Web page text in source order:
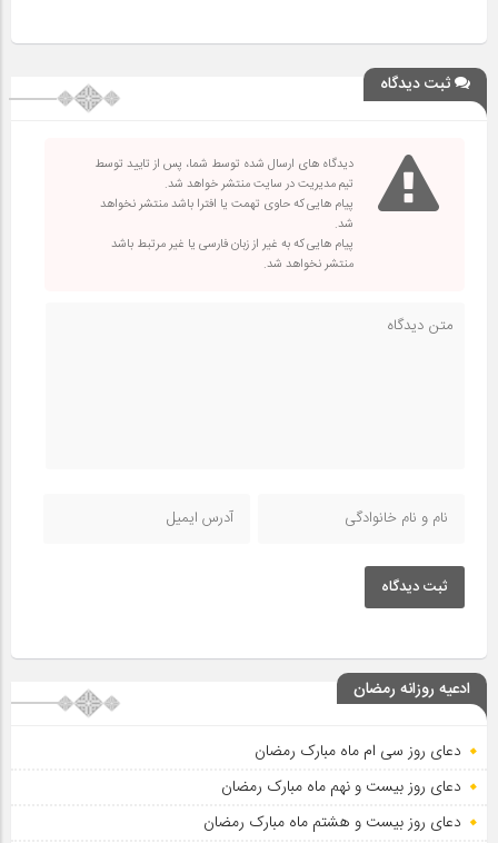
ثبت دیدگاه
دیدگاه های ارسال شده توسط شما، پس از تایید توسط
تیم مدیریت در سایت منتشر خواهد شد.
پیام هایی که حاوی تهمت یا افترا باشد منتشر نخواهد
شد.
پیام هایی که به غیر از زبان فارسی یا غیر مرتبط باشد
منتشر نخواهد شد.
ثبت دیدگاه
ادعیه روزانه رمضان
دعای روز سی ام ماه مبارک رمضان
دعای روز بیست و نهم ماه مبارک رمضان
دعای روز بیست و هشتم ماه مبارک رمضان